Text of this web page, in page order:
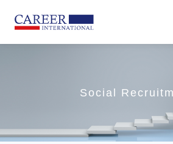
Social